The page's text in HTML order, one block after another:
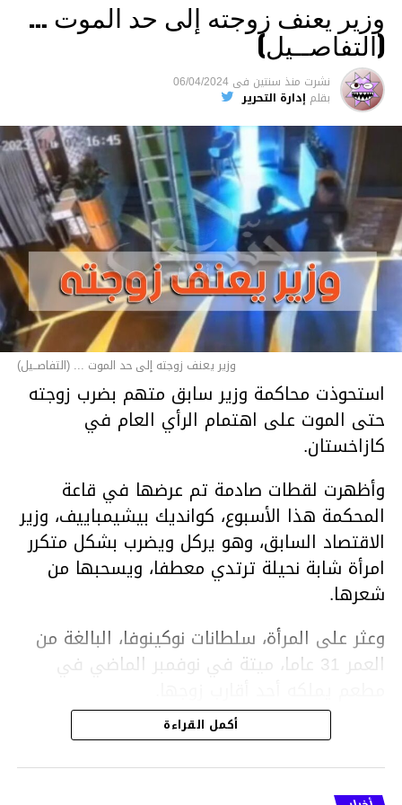
وزير يعنف زوجته إلى حد الموت …
(التفاصــيل)
نشرت منذ سنتين فى 06/04/2024
بقلم إدارة التحرير
وزير يعنف زوجته إلى حد الموت ... (التفاصــيل)
استحوذت محاكمة وزير سابق متهم بضرب زوجته
حتى الموت على اهتمام الرأي العام في
كازاخستان.
وأظهرت لقطات صادمة تم عرضها في قاعة
المحكمة هذا الأسبوع، كوانديك بيشيمباييف، وزير
الاقتصاد السابق، وهو يركل ويضرب بشكل متكرر
امرأة شابة نحيلة ترتدي معطفا، ويسحبها من
شعرها.
وعثر على المرأة، سلطانات نوكينوفا، البالغة من
العمر 31 عاما، ميتة في نوفمبر الماضي في
ووفقا لتقرير الطبيب الشرعي، توفيت نوكينوفا
متأثرة بصدمة في الدماغ، وكانت إحدى عظام
أنفها مكسورة وكانت هناك كدمات متعددة على
أكمل القراءة